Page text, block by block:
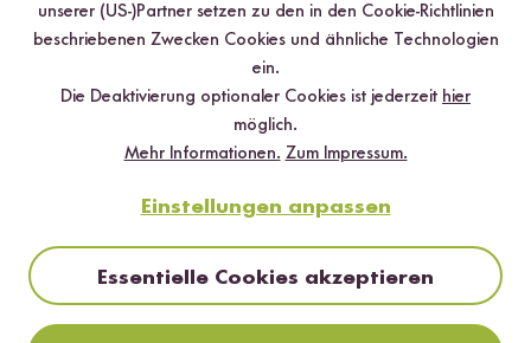
Die Verschlusszeit
Während der Verschlusszeit wird auf dem Sensor abgebildet,
was in der Zeit des Lichteinfalls passiert.
Die Blendenöffnung
schärfe. Eine große Blendenöffnung hingegen lässt viel Licht
durch und bringt somit viel unschärfe.
unserer (US-)Partner setzen zu den in den Cookie-Richtlinien
beschriebenen Zwecken Cookies und ähnliche Technologien
ein.
Die Deaktivierung optionaler Cookies ist jederzeit hier
möglich.
Mehr Informationen. Zum Impressum.
Einstellungen anpassen
Essentielle Cookies akzeptieren